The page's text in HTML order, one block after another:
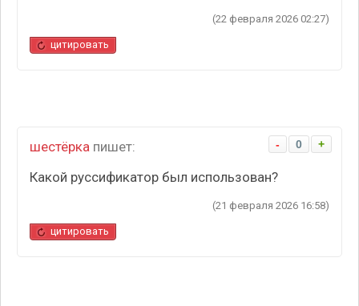
(22 февраля 2026 02:27)
цитировать
- 0 +
шестёрка пишет:
Какой руссификатор был использован?
(21 февраля 2026 16:58)
цитировать